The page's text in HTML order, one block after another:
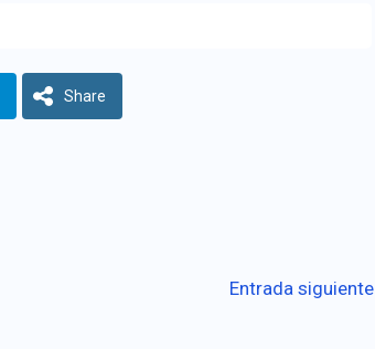
Share
Entrada siguiente